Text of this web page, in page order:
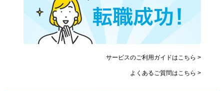
サービスのご利用ガイドはこちら >
よくあるご質問はこちら >